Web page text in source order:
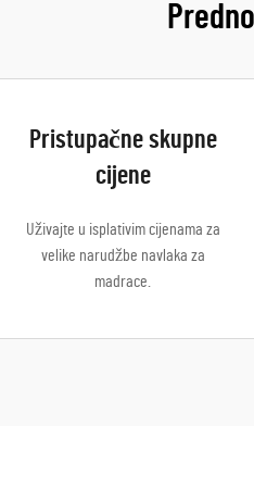
Pristupačne skupne
cijene
Uživajte u isplativim cijenama za
velike narudžbe navlaka za
madrace.